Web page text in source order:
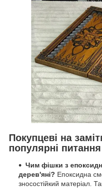
Покупцеві на
популярні питання
Чим фішки з
дерев'яні? Епоксидна
зносостійкий матеріал.